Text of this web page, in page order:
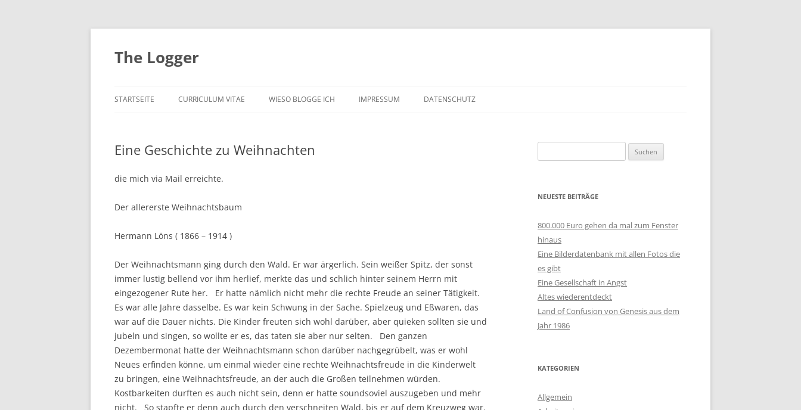
Zum
springen
The Logger
STARTSEITE CURRICULUM VITAE WIESO BLOGGE ICH IMPRESSUM DATENSCHUTZ
Eine Geschichte zu Weihnachten
die mich via Mail erreichte.
Der allererste Weihnachtsbaum
Hermann Löns ( 1866 – 1914 )
Der Weihnachtsmann ging durch den Wald. Er war ärgerlich. Sein weißer Spitz, der sonst
immer lustig bellend vor ihm herlief, merkte das und schlich hinter seinem Herrn mit
eingezogener Rute her. Er hatte nämlich nicht mehr die rechte Freude an seiner Tätigkeit.
Es war alle Jahre dasselbe. Es war kein Schwung in der Sache. Spielzeug und Eßwaren, das
war auf die Dauer nichts. Die Kinder freuten sich wohl darüber, aber quieken sollten sie und
jubeln und singen, so wollte er es, das taten sie aber nur selten. Den ganzen
Dezembermonat hatte der Weihnachtsmann schon darüber nachgegrübelt, was er wohl
Neues erfinden könne, um einmal wieder eine rechte Weihnachtsfreude in die Kinderwelt
zu bringen, eine Weihnachtsfreude, an der auch die Großen teilnehmen würden.
Kostbarkeiten durften es auch nicht sein, denn er hatte soundsoviel auszugeben und mehr
nicht. So stapfte er denn auch durch den verschneiten Wald, bis er auf dem Kreuzweg war.
nach:
NEUESTE BEITRÄGE
800.000 Euro gehen da mal zum Fenster
hinaus
Eine Bilderdatenbank mit allen Fotos die
es gibt
Eine Gesellschaft in Angst
Altes wiederentdeckt
Land of Confusion von Genesis aus dem
Jahr 1986
KATEGORIEN
Allgemein